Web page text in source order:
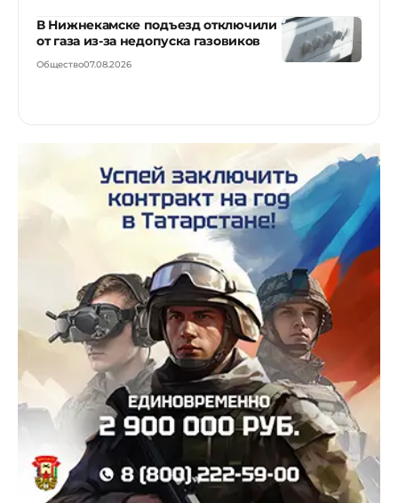
В Нижнекамске подъезд отключили
от газа из-за недопуска газовиков
Общество07.08.2026